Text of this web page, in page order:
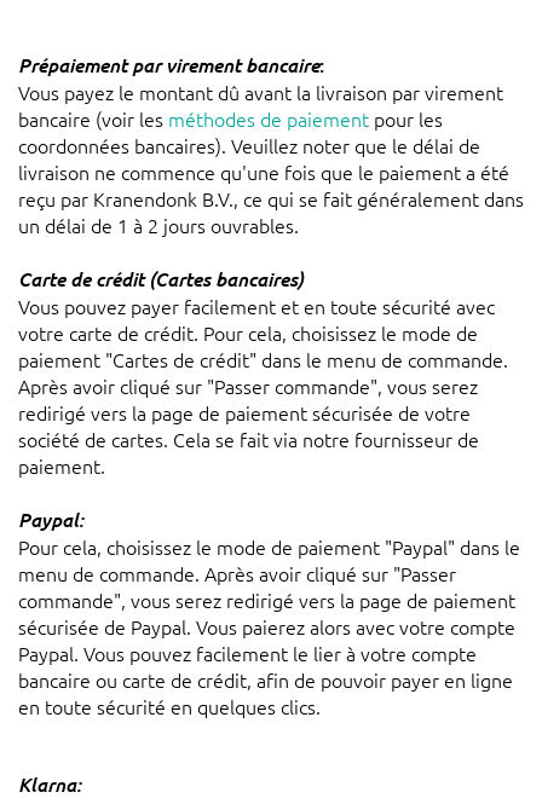
Prépaiement par virement bancaire:
Vous payez le montant dû avant la livraison par virement
bancaire (voir les méthodes de paiement pour les
coordonnées bancaires). Veuillez noter que le délai de
livraison ne commence qu'une fois que le paiement a été
reçu par Kranendonk B.V., ce qui se fait généralement dans
un délai de 1 à 2 jours ouvrables.
Carte de crédit (Cartes bancaires)
Vous pouvez payer facilement et en toute sécurité avec
votre carte de crédit. Pour cela, choisissez le mode de
paiement "Cartes de crédit" dans le menu de commande.
Après avoir cliqué sur "Passer commande", vous serez
redirigé vers la page de paiement sécurisée de votre
société de cartes. Cela se fait via notre fournisseur de
paiement.
Paypal:
Pour cela, choisissez le mode de paiement "Paypal" dans le
menu de commande. Après avoir cliqué sur "Passer
commande", vous serez redirigé vers la page de paiement
sécurisée de Paypal. Vous paierez alors avec votre compte
Paypal. Vous pouvez facilement le lier à votre compte
bancaire ou carte de crédit, afin de pouvoir payer en ligne
en toute sécurité en quelques clics.
Klarna: